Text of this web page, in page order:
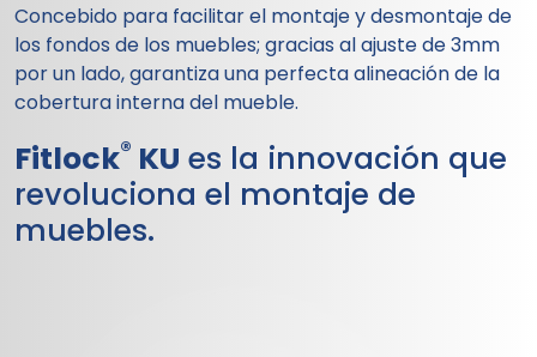
Concebido para facilitar el montaje y desmontaje de
los fondos de los muebles; gracias al ajuste de 3mm
por un lado, garantiza una perfecta alineación de la
cobertura interna del mueble.
Fitlock® KU es la innovación que
revoluciona el montaje de
muebles.